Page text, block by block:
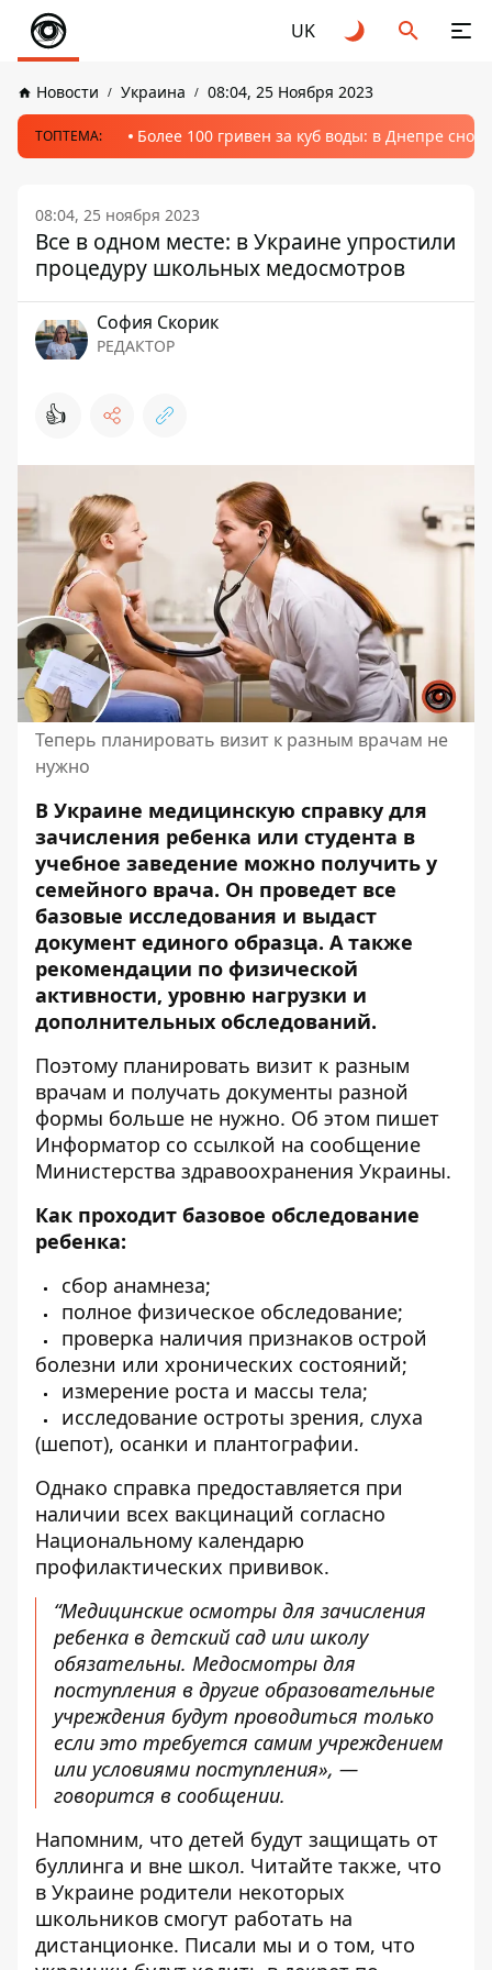
UK
Новости Украина 08:04, 25 Ноября 2023
ТОПТЕМА: Более 100 гривен за куб воды: в Днепре
08:04, 25 ноября 2023
Все в одном месте: в Украине упростили
процедуру школьных медосмотров
София Скорик
РЕДАКТОР
👍
Теперь планировать визит к разным врачам не
нужно
В Украине медицинскую справку для
зачисления ребенка или студента в
учебное заведение можно получить у
семейного врача. Он проведет все
базовые исследования и выдаст
документ единого образца. А также
рекомендации по физической
активности, уровню нагрузки и
дополнительных обследований.
Поэтому планировать визит к разным
врачам и получать документы разной
формы больше не нужно. Об этом пишет
Информатор со ссылкой на сообщение
Министерства здравоохранения Украины.
Как проходит базовое обследование
ребенка:
сбор анамнеза;
полное физическое обследование;
проверка наличия признаков острой
болезни или хронических состояний;
измерение роста и массы тела;
исследование остроты зрения, слуха
(шепот), осанки и плантографии.
Однако справка предоставляется при
наличии всех вакцинаций согласно
Национальному календарю
профилактических прививок.
“Медицинские осмотры для зачисления
ребенка в детский сад или школу
обязательны. Медосмотры для
поступления в другие образовательные
учреждения будут проводиться только
если это требуется самим учреждением
или условиями поступления», —
говорится в сообщении.
Напомним, что детей будут защищать от
буллинга и вне школ. Читайте также, что
в Украине родители некоторых
школьников смогут работать на
дистанционке. Писали мы и о том, что